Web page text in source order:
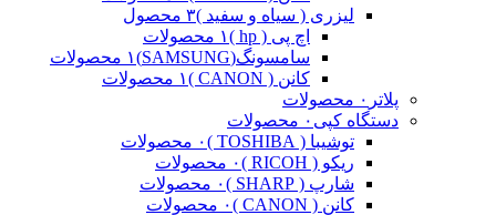
لیزری ( سیاه و سفید )۳ محصول
اچ پی ( hp )
۱ محصولات
سامسونگ(SAMSUNG)
۱ محصولات
کانن ( CANON )
۱ محصولات
پلاتر ۰ محصولات
دستگاه کپی ۰ محصولات
توشیبا ( TOSHIBA )
۰ محصولات
ریکو ( RICOH )
۰ محصولات
شارپ ( SHARP )
۰ محصولات
کانن ( CANON )
۰ محصولات